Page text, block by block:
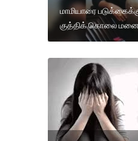
மாமியாரை
குத்திக் கொலை